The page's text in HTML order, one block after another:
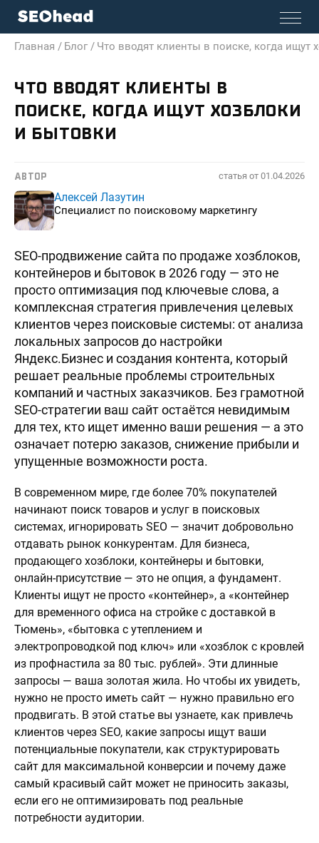
Главная / Блог / Что вводят клиенты в поиске, когда ищут
ЧТО ВВОДЯТ КЛИЕНТЫ В
ПОИСКЕ, КОГДА ИЩУТ ХОЗБЛОКИ
И БЫТОВКИ
АВТОР статья от 01.04.2026
Алексей Лазутин
Специалист по поисковому маркетингу
SEO-продвижение сайта по продаже хозблоков,
контейнеров и бытовок в 2026 году — это не
просто оптимизация под ключевые слова, а
комплексная стратегия привлечения целевых
клиентов через поисковые системы: от анализа
локальных запросов до настройки
Яндекс.Бизнес и создания контента, который
решает реальные проблемы строительных
компаний и частных заказчиков. Без грамотной
SEO-стратегии ваш сайт остаётся невидимым
для тех, кто ищет именно ваши решения — а это
означает потерю заказов, снижение прибыли и
упущенные возможности роста.
В современном мире, где более 70% покупателей
начинают поиск товаров и услуг в поисковых
системах, игнорировать SEO — значит добровольно
отдавать рынок конкурентам. Для бизнеса,
продающего хозблоки, контейнеры и бытовки,
онлайн-присутствие — это не опция, а фундамент.
Клиенты ищут не просто «контейнер», а «контейнер
для временного офиса на стройке с доставкой в
Тюмень», «бытовка с утеплением и
электропроводкой под ключ» или «хозблок с кровлей
из профнастила за 80 тыс. рублей». Эти длинные
запросы — ваша золотая жила. Но чтобы их увидеть,
нужно не просто иметь сайт — нужно правильно его
продвигать. В этой статье вы узнаете, как привлечь
клиентов через SEO, какие запросы ищут ваши
потенциальные покупатели, как структурировать
сайт для максимальной конверсии и почему даже
самый красивый сайт может не приносить заказы,
если его не оптимизировать под реальные
потребности аудитории.